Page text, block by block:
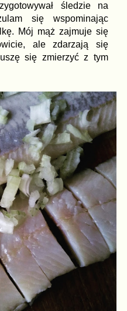
śledzie na
się wspominając
Mój mąż zajmuje się
ale zdarzają się
się zmierzyć z tym